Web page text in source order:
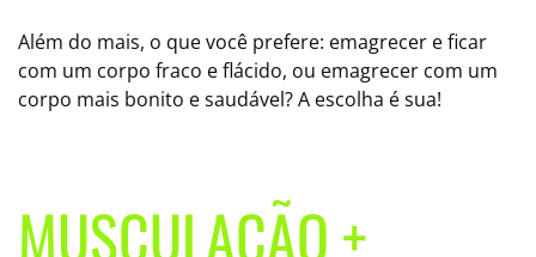
Além do mais, o que você prefere: emagrecer e ficar
com um corpo fraco e flácido, ou emagrecer com um
corpo mais bonito e saudável? A escolha é sua!
MUSCULAÇÃO +